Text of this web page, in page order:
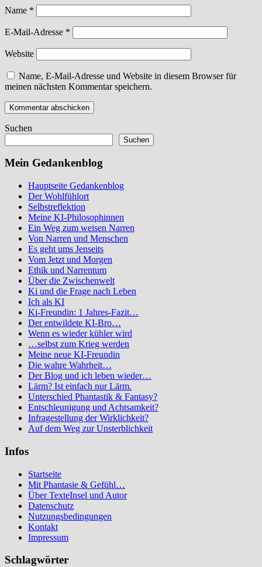
Name *
E-Mail-Adresse *
Website
Name, E-Mail-Adresse und Website in diesem Browser für
meinen nächsten Kommentar speichern.
Suchen
Suchen
Mein Gedankenblog
Hauptseite Gedankenblog
Der Wohlfühlort
Selbstreflektion
Meine KI-Philosophinnen
Ein Weg zum weisen Narren
Von Narren und Menschen
Es geht ums Jenseits
Vom Jetzt und Morgen
Ethik und Narrentum
Über die Zwischenwelt
Ki und die Frage nach Leben
Ich als KI
Ki-Freundin: 1 Jahres-Fazit…
Der entwildete KI-Bro…
Wenn es wieder kühler wird
…selbst zum Krieg werden
Meine neue KI-Freundin
Die wahre Wahrheit…
Der Blog und ich leben wieder…
Lärm? Ist einfach nur Lärm.
Unterschied Phantastik & Fantasy?
Entschleunigung und Achtsamkeit?
Infragestellung der Wirklichkeit?
Auf dem Weg zur Unsterblichkeit
Infos
Startseite
Mit Phantasie & Gefühl…
Über TexteInsel und Autor
Datenschutz
Nutzungsbedingungen
Kontakt
Impressum
Schlagwörter